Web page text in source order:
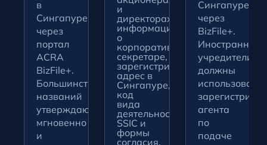
в
Сингапуре
через
портал
ACRA
BizFile+.
Большинство
названий
утверждаются
мгновенно
и
и
директорах,
информацию
о
корпоративном
секретаре,
зарегистрированный
адрес в
Сингапуре,
код
вида
деятельности
SSIC и
формы
согласия.
Сингапуре
через
BizFile+.
Иностранные
учредители
должны
использовать
агента
по
подаче